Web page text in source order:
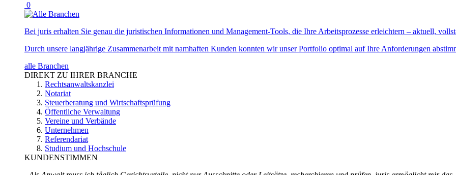
0
Bei juris erhalten Sie genau die juristischen Informationen und Management-Tools, die Ihre Arbeitsprozesse erleichtern – aktuell,
Durch unsere langjährige Zusammenarbeit mit namhaften Kunden konnten wir unser Portfolio optimal auf Ihre Anforderungen
alle Branchen
DIREKT ZU IHRER BRANCHE
Rechtsanwaltskanzlei
Notariat
Steuerberatung und Wirtschaftsprüfung
Öffentliche Verwaltung
Vereine und Verbände
Unternehmen
Referendariat
Studium und Hochschule
KUNDENSTIMMEN